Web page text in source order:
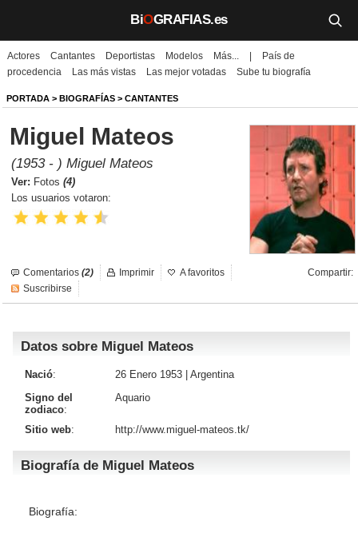
BiOGRAFIAS.es
Biografías
Películas
TV
Música
Un día como hoy
Galerías
Iniciar sesión
Actores Cantantes Deportistas Modelos Más...
País de
procedencia
Las más vistas Las mejor votadas Sube tu biografía
PORTADA > BIOGRAFÍAS > CANTANTES
Miguel Mateos
(1953 - ) Miguel Mateos
Ver: Fotos (4)
Los usuarios votaron:
Comentarios (2) Compartir:
Imprimir
A favoritos
Suscribirse
Datos sobre Miguel Mateos
Nació: 26 Enero 1953 | Argentina
Signo del
zodiaco:
Aquario
Sitio web: http://www.miguel-mateos.tk/
Biografía de Miguel Mateos
Biografía: